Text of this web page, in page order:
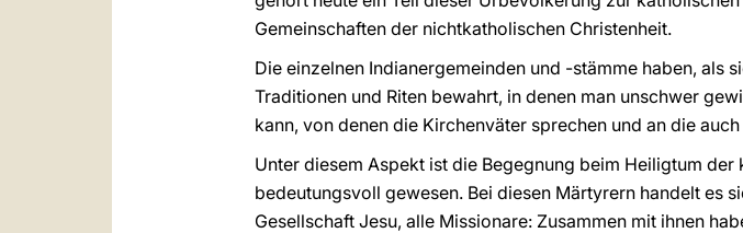
Gemeinschaften der nichtkatholischen Christenheit.
Die einzelnen Indianergemeinden und -stämme haben, als
Traditionen und Riten bewahrt, in denen man unschwer
kann, von denen die Kirchenväter sprechen und an die
Unter diesem Aspekt ist die Begegnung beim Heiligtum
bedeutungsvoll gewesen. Bei diesen Märtyrern handelt es
Gesellschaft Jesu, alle Missionare: Zusammen mit ihnen